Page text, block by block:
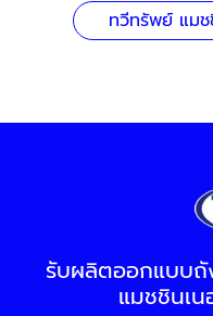
ทวีทรัพย์ แมช
รับผลิตออกแบบ
แมชชินเ